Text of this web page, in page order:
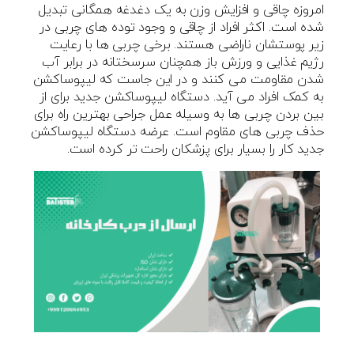
امروزه چاقی و افزایش وزن به یک دغدغه همگانی تبدیل
شده است. اکثر افراد از چاقی و وجود توده های چربی در
زیر پوستشان ناراضی هستند. برخی چربی ها با رعایت
رژیم غذایی و ورزش باز همچنان سرسختانه در برابر آب
شدن مقاومت می کنند و در این جاست که لیپوساکشن
به کمک افراد می آید. دستگاه لیپوساکشن جدید برای از
بین بردن چربی ها به وسیله عمل جراحی بهترین راه برای
حذف چربی های مقاوم است. عرضه دستگاه لیپوساکشن
جدید کار را بسیار برای پزشکان راحت تر کرده است.